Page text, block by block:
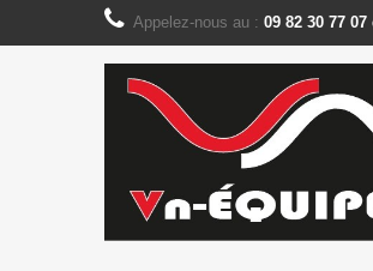
Panneau de gestion des cookies
Appelez-nous au : 09 82 30 77